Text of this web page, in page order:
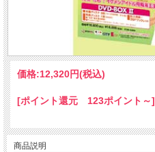
価格:12,320円(税込)
[ポイント還元 123ポイント～]
商品説明